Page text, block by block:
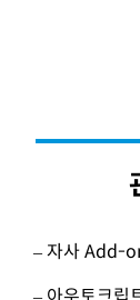
– 자사 Add-